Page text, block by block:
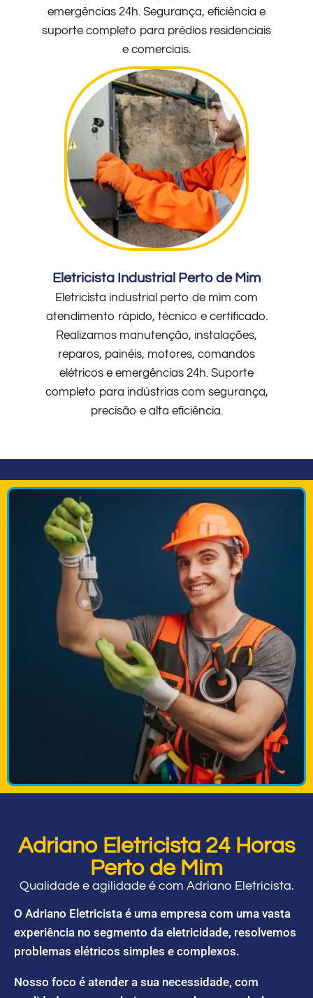
emergências 24h. Segurança, eficiência e
suporte completo para prédios residenciais
e comerciais.
Eletricista Industrial Perto de Mim
Eletricista industrial perto de mim com
atendimento rápido, técnico e certificado.
Realizamos manutenção, instalações,
reparos, painéis, motores, comandos
elétricos e emergências 24h. Suporte
completo para indústrias com segurança,
precisão e alta eficiência.
Adriano Eletricista 24 Horas
Perto de Mim
Qualidade e agilidade é com Adriano Eletricista.
O Adriano Eletricista é uma empresa com uma vasta
experiência no segmento da eletricidade, resolvemos
problemas elétricos simples e complexos.
Nosso foco é atender a sua necessidade, com